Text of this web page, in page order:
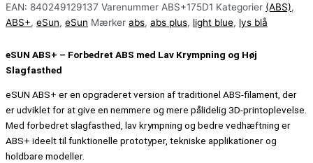
EAN: 840249129137 Varenummer ABS+175D1 Kategorier (ABS),
ABS+, eSun, eSun Mærker abs, abs plus, light blue, lys blå
eSUN ABS+ – Forbedret ABS med Lav Krympning og Høj
Slagfasthed
eSUN ABS+ er en opgraderet version af traditionel ABS-filament, der
er udviklet for at give en nemmere og mere pålidelig 3D-printoplevelse.
Med forbedret slagfasthed, lav krympning og bedre vedhæftning er
ABS+ ideelt til funktionelle prototyper, tekniske applikationer og
holdbare modeller.